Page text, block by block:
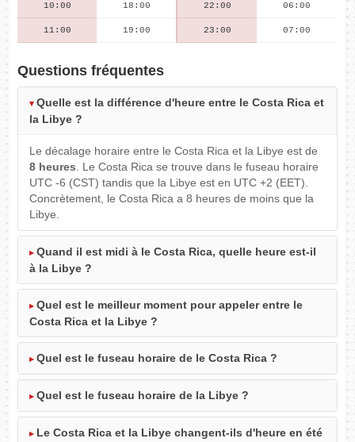
10:00 18:00 22:00 06:00
11:00 19:00 23:00 07:00
Questions fréquentes
Quelle est la différence d'heure entre le Costa Rica et
la Libye ?
Le décalage horaire entre le Costa Rica et la Libye est de
8 heures. Le Costa Rica se trouve dans le fuseau horaire
UTC -6 (CST) tandis que la Libye est en UTC +2 (EET).
Concrètement, le Costa Rica a 8 heures de moins que la
Libye.
Quand il est midi à le Costa Rica, quelle heure est-il
à la Libye ?
Quel est le meilleur moment pour appeler entre le
Costa Rica et la Libye ?
Quel est le fuseau horaire de le Costa Rica ?
Quel est le fuseau horaire de la Libye ?
Le Costa Rica et la Libye changent-ils d'heure en été